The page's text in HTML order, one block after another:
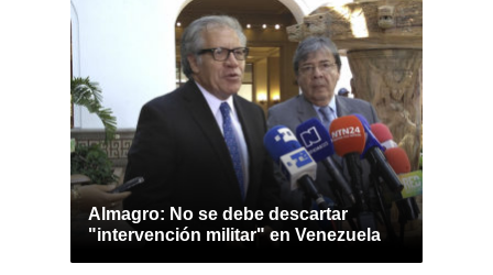
Almagro: No se debe descartar
"intervención militar" en Venezuela